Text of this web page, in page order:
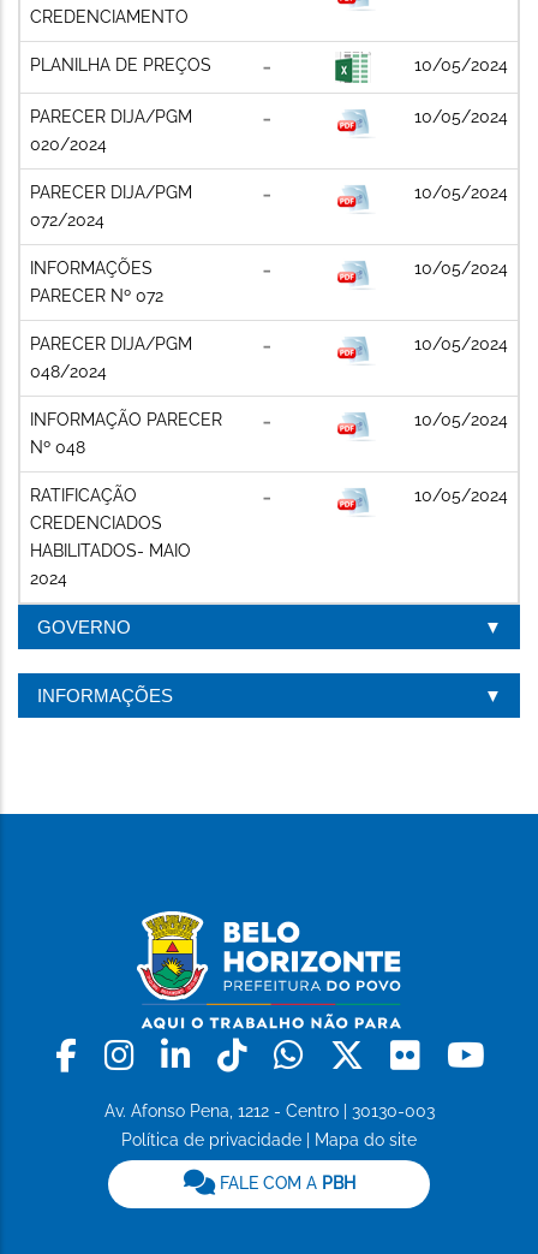
CREDENCIAMENTO
PLANILHA DE PREÇOS 10/05/2024
PARECER DIJA/PGM
020/2024
10/05/2024
PARECER DIJA/PGM
072/2024
10/05/2024
INFORMAÇÕES
PARECER Nº 072
10/05/2024
PARECER DIJA/PGM
048/2024
10/05/2024
INFORMAÇÃO PARECER
Nº 048
10/05/2024
RATIFICAÇÃO
CREDENCIADOS
HABILITADOS- MAIO
2024
10/05/2024
GOVERNO
INFORMAÇÕES
Facebook
Instagram
LinkedinTiktokWhatsapp
X Flickr
Av. Afonso Pena, 1212 - Centro | 30130-003
Política de privacidade
Mapa do site
FALE COM A PBH